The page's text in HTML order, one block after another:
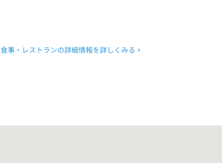
食事・レストランの詳細情報を詳しくみる